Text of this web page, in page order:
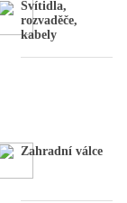
Svítidla,
rozvaděče,
kabely
Zahradní válce